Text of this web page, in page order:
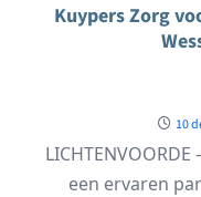
Kuypers Zorg
10
een ervaren